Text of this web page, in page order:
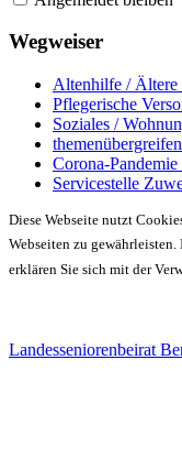
Wegweiser
Altenhilfe / Ältere
Pflegerische
Soziales /
Corona-
Servicestelle
Diese Webseite nutzt
Webseiten zu
erklären Sie sich mit der
Landesseniorenbeirat